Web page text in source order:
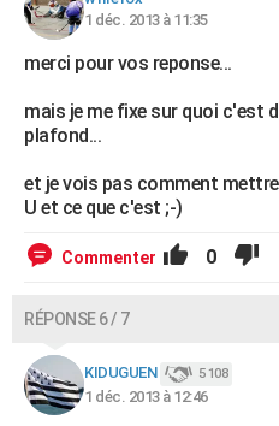
1 déc. 2013 à 11:35
merci pour vos reponse...
mais je me fixe sur quoi c'est
plafond...
et je vois pas comment
U et ce que c'est ;-)
Commenter 0
RÉPONSE 6 / 7
KIDUGUEN 5 108
1 déc. 2013 à 12:46